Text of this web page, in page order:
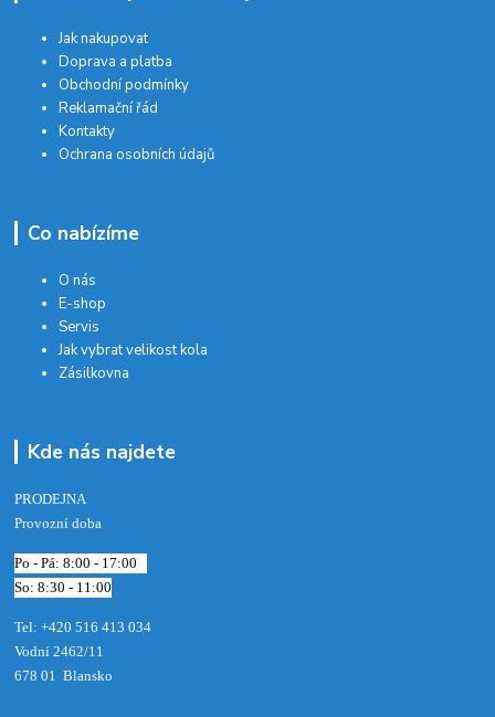
Jak nakupovat
Doprava a platba
Obchodní podmínky
Reklamační řád
Kontakty
Ochrana osobních údajů
Co nabízíme
O nás
E-shop
Servis
Jak vybrat velikost kola
Zásilkovna
Kde nás najdete
PRODEJNA
Provozní doba
Po - Pá: 8:00 - 17:00
So: 8:30 - 11:00
Tel: +420 516 413 034‬
Vodní 2462/11
678 01 Blansko